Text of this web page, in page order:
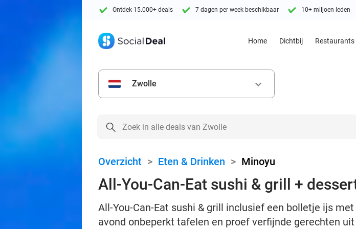
Ontdek 15.000+ deals 7 dagen per week beschikbaar 10+ miljoen leden
Home Dichtbij Restaurants
Zwolle keyboard_arrow_down
Overzicht > Eten & Drinken > Minoyu
All-You-Can-Eat sushi & grill +
All-You-Can-Eat sushi & grill inclusief een bolletje ijs
avond onbeperkt tafelen en proef verfijnde gerechten